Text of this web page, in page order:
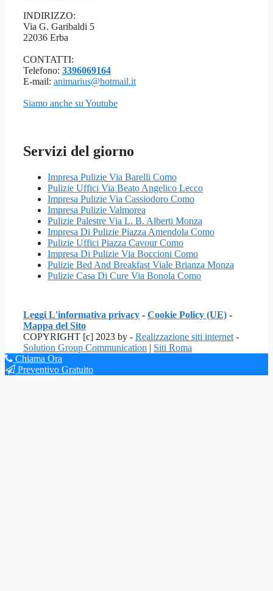
INDIRIZZO:
Via G. Garibaldi 5
22036 Erba
CONTATTI:
Telefono: 3396069164
E-mail: animarius@hotmail.it
Siamo anche su Youtube
Servizi del giorno
Impresa Pulizie Via Barelli Como
Pulizie Uffici Via Beato Angelico Lecco
Impresa Pulizie Via Cassiodoro Como
Impresa Pulizie Valmorea
Pulizie Palestre Via L. B. Alberti Monza
Impresa Di Pulizie Piazza Amendola Como
Pulizie Uffici Piazza Cavour Como
Impresa Di Pulizie Via Boccioni Como
Pulizie Bed And Breakfast Viale Brianza Monza
Pulizie Casa Di Cure Via Bonola Como
Leggi L'informativa privacy - Cookie Policy (UE) -
Mappa del Sito
COPYRIGHT [c] 2023 by - Realizzazione siti internet -
Solution Group Communication | Siti Roma
Chiama Ora
Preventivo Gratuito